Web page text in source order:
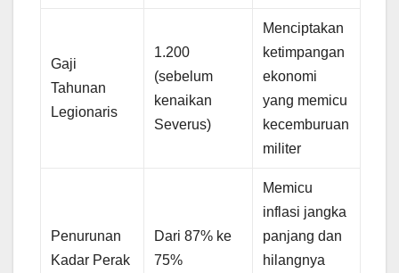
Gaji
Tahunan
Legionaris
1.200
(sebelum
kenaikan
Severus)
Menciptakan
ketimpangan
ekonomi
yang memicu
kecemburuan
militer
Penurunan
Kadar Perak
Dari 87% ke
75%
Memicu
inflasi jangka
panjang dan
hilangnya